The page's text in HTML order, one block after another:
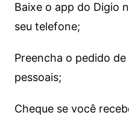
Baixe o app do Digio
seu telefone;
Preencha o pedido
pessoais;
Cheque se você